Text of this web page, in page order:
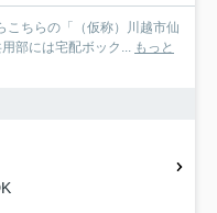
こちらの「（仮称）川越市仙
部には宅配ボック... もっと